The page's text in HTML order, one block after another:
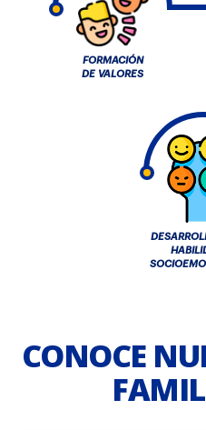
FORMACIÓN
DE VALORES
CONOCE